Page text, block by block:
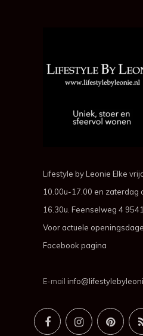
Lifestyle by Leonie Elke
10.00u-17.00 en zaterdag
16.30u. Feenselweg 4
Voor actuele
Facebook pagina
E-mail